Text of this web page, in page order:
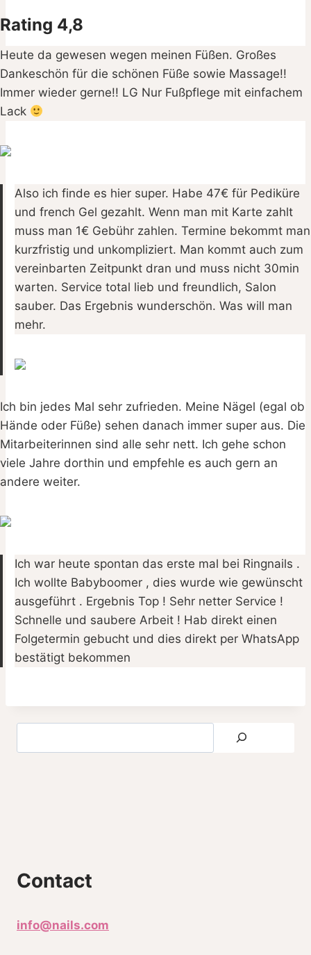
Rating 4,8
Heute da gewesen wegen meinen Füßen. Großes
Dankeschön für die schönen Füße sowie Massage!!
Immer wieder gerne!! LG Nur Fußpflege mit einfachem
Lack
Also ich finde es hier super. Habe 47€ für Pediküre
und french Gel gezahlt. Wenn man mit Karte zahlt
muss man 1€ Gebühr zahlen. Termine bekommt man
kurzfristig und unkompliziert. Man kommt auch zum
vereinbarten Zeitpunkt dran und muss nicht 30min
warten. Service total lieb und freundlich, Salon
sauber. Das Ergebnis wunderschön. Was will man
mehr.
Ich bin jedes Mal sehr zufrieden. Meine Nägel (egal ob
Hände oder Füße) sehen danach immer super aus. Die
Mitarbeiterinnen sind alle sehr nett. Ich gehe schon
viele Jahre dorthin und empfehle es auch gern an
andere weiter.
Ich war heute spontan das erste mal bei Ringnails .
Ich wollte Babyboomer , dies wurde wie gewünscht
ausgeführt . Ergebnis Top ! Sehr netter Service !
Schnelle und saubere Arbeit ! Hab direkt einen
Folgetermin gebucht und dies direkt per WhatsApp
bestätigt bekommen
Contact
info@nails.com